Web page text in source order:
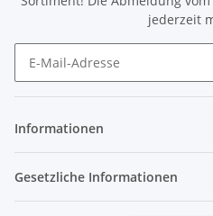
jederzeit
Informationen
Gesetzliche Informationen